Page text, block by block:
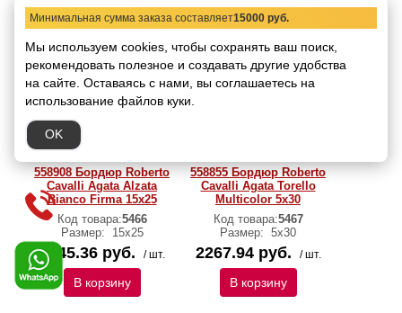
558908 Бордюр Roberto
Cavalli Agata Alzata
Bianco Firma 15x25
Код товара:5466
Размер:
15х25
5145.36 руб. / шт.
В корзину
558855 Бордюр Roberto
Cavalli Agata Torello
Multicolor 5x30
Код товара:5467
Размер: 5х30
2267.94 руб. / шт.
В корзину
Минимальная сумма заказа составляет15000 руб.
Мы используем cookies, чтобы сохранять ваш поиск,
рекомендовать полезное и создавать другие удобства
на сайте. Оставаясь с нами, вы соглашаетесь на
использование файлов куки.
OK